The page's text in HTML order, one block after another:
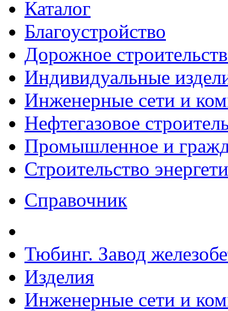
Каталог
Благоустройство
Дорожное
Индивидуальные
Инженерные сети и
Нефтегазовое
Промышленное и
Строительство
Справочник
Тюбинг. Завод
Изделия
Инженерные сети и